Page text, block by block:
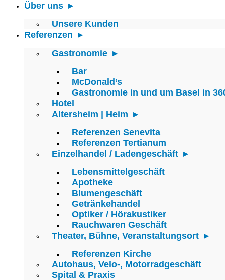
Über uns
Unsere Kunden
Referenzen
Gastronomie
Bar
McDonald’s
Gastronomie in und um Basel in
Hotel
Altersheim | Heim
Referenzen Senevita
Referenzen Tertianum
Einzelhandel / Ladengeschäft
Lebensmittelgeschäft
Apotheke
Blumengeschäft
Getränkehandel
Optiker / Hörakustiker
Rauchwaren Geschäft
Theater, Bühne, Veranstaltungsort
Referenzen Kirche
Autohaus, Velo-, Motorradgeschäft
Spital & Praxis